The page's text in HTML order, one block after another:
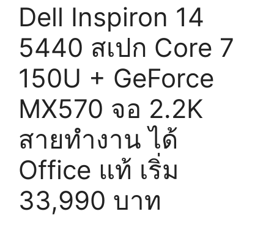
Dell Inspiron 14
5440 สเปก Core 7
150U + GeForce
MX570 จอ 2.2K
สายทำงาน ได้
Office แท้ เริ่ม
33,990 บาท